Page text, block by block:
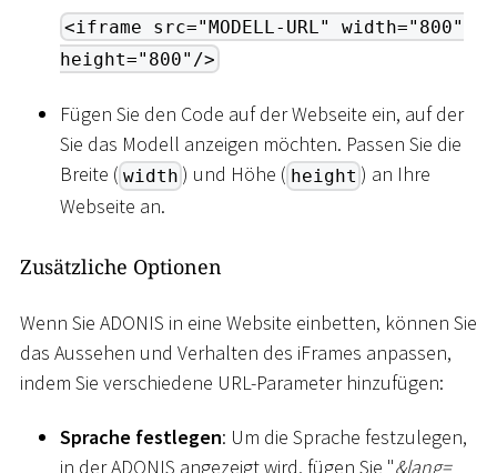
<iframe src="MODELL-URL" width="800"
height="800"/>
Fügen Sie den Code auf der Webseite ein, auf der
Sie das Modell anzeigen möchten. Passen Sie die
Breite ( width ) und Höhe ( height ) an Ihre
Webseite an.
Zusätzliche Optionen
Wenn Sie ADONIS in eine Website einbetten, können Sie
das Aussehen und Verhalten des iFrames anpassen,
indem Sie verschiedene URL-Parameter hinzufügen:
Sprache festlegen: Um die Sprache festzulegen,
in der ADONIS angezeigt wird, fügen Sie "&lang=